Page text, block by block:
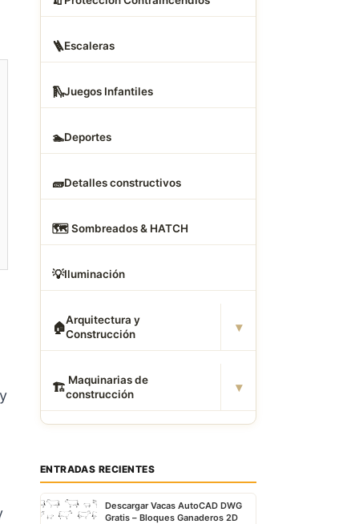
🪜Escaleras
🛝Juegos Infantiles
🏊Deportes
🧱Detalles constructivos
🗺️ Sombreados & HATCH
💡Iluminación
🏠Arquitectura y
Construcción
▾
🏗 ️ Maquinarias de
construcción
▾
ENTRADAS RECIENTES
Descargar Vacas AutoCAD DWG
Gratis – Bloques Ganaderos 2D